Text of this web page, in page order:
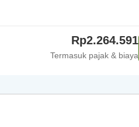
Rp2.264.591
Termasuk pajak & biaya